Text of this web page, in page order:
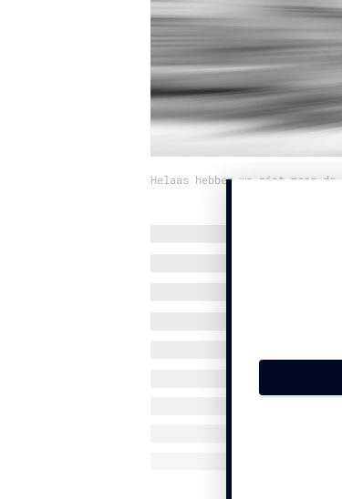
Helaas hebben we niet meer